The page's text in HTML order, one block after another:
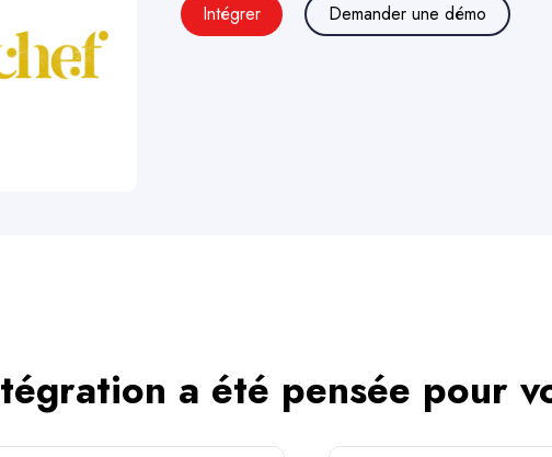
Intégrer Demander une démo
a été pensée pour